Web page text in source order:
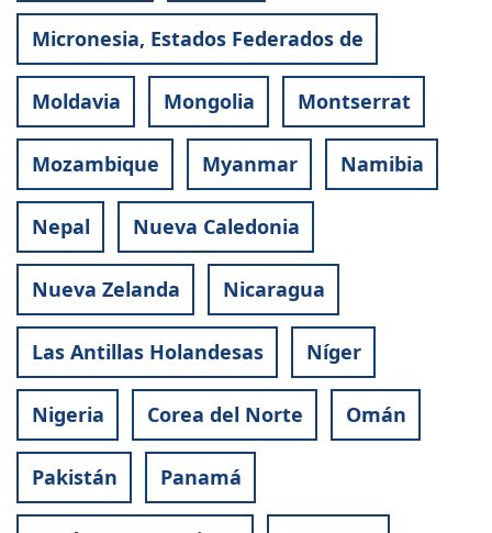
Micronesia, Estados Federados de
Moldavia Mongolia Montserrat
Mozambique Myanmar Namibia
Nepal Nueva Caledonia
Nueva Zelanda Nicaragua
Las Antillas Holandesas Níger
Nigeria Corea del Norte Omán
Pakistán Panamá